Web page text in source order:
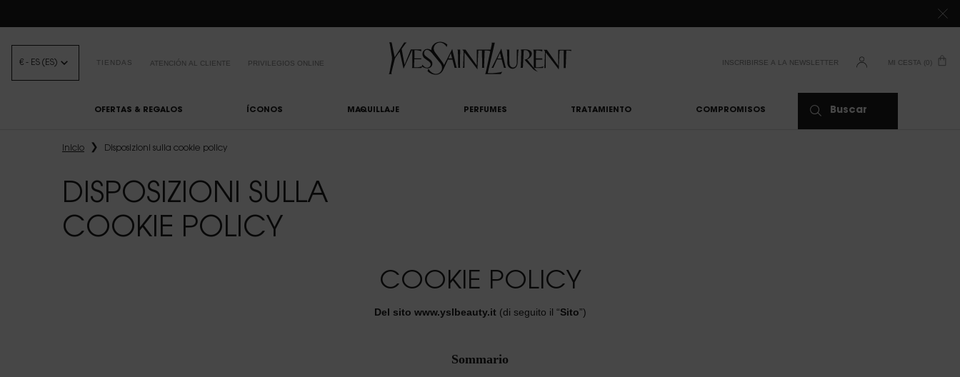
€ - ES (ES) TIENDAS ATENCIÓN AL CLIENTE PRIVILEGIOS ONLINE INSCRIBIRSE A LA NEWSLETTER MI CESTA 0
0 PRODUCTO
OFERTAS & REGALOS ÍCONOS MAQUILLAJE PERFUMES TRATAMIENTO COMPROMISOS Buscar
Inicio
Disposizioni sulla cookie policy
DISPOSIZIONI SULLA
COOKIE POLICY
COOKIE POLICY
Del sito www.yslbeauty.it(di seguito il “Sito”)
Sommario